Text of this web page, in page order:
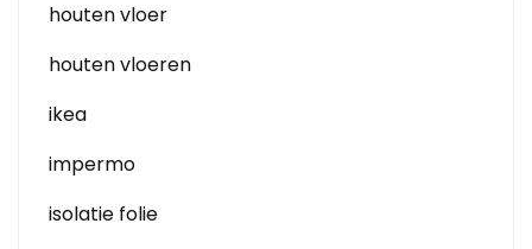
houten vloer
houten vloeren
ikea
impermo
isolatie folie